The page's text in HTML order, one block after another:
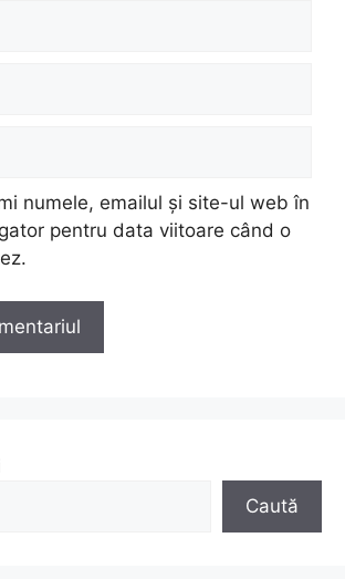
numele, emailul și site-ul web în
pentru data viitoare când o
Caută